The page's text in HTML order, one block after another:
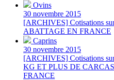
Ovins
30 novembre 2015
[ARCHIVES] Cotisations
ABATTAGE EN FRANCE
Caprins
30 novembre 2015
[ARCHIVES] Cotisations
KG ET PLUS DE
FRANCE